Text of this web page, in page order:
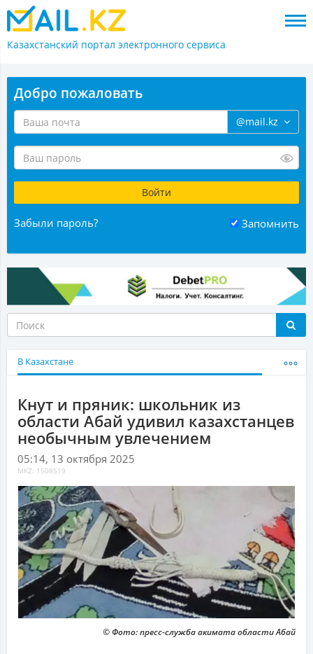
Казахстанский портал электронного сервиса
Добро пожаловать
@mail.kz
Забыли пароль? Запомнить
В Казахстане
Кнут и пряник: школьник из
области Абай удивил казахстанцев
необычным увлечением
05:14, 13 октября 2025
MKZ: 1508519
© Фото: пресс-служба акимата области Абай